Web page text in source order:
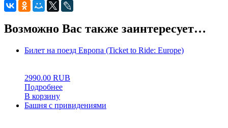
Возможно Вас также заинтересует…
Билет на поезд Европа (Ticket to Ride: Europe)
2990.00 RUB
Подробнее
В корзину
Башня с привидениями